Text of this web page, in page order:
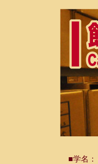
■学名：